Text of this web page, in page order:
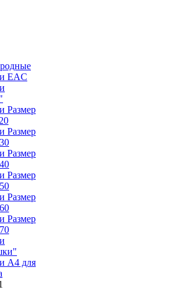
EAC
Размер
Размер
Размер
Размер
Размер
Размер
А4 для